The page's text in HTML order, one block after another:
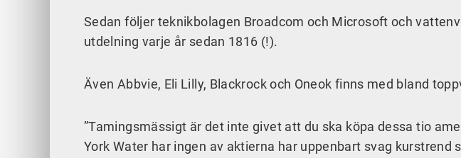
Sedan följer teknikbolagen Broadcom och Microsoft och
utdelning varje år sedan 1816 (!).
Även Abbvie, Eli Lilly, Blackrock och Oneok finns med bland
”Tamingsmässigt är det inte givet att du ska köpa dessa tio
York Water har ingen av aktierna har uppenbart svag kurstrend